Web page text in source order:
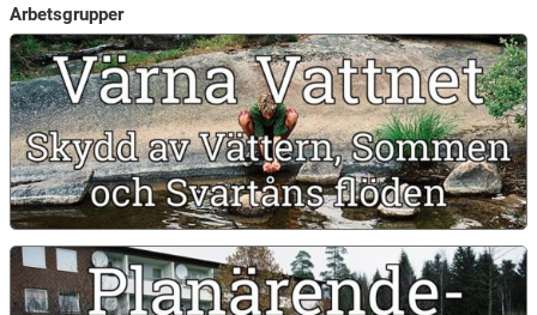
Arbetsgrupper